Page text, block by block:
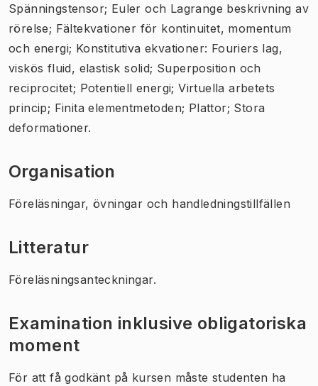
Spänningstensor; Euler och Lagrange beskrivning av
rörelse; Fältekvationer för kontinuitet, momentum
och energi; Konstitutiva ekvationer: Fouriers lag,
viskös fluid, elastisk solid; Superposition och
reciprocitet; Potentiell energi; Virtuella arbetets
princip; Finita elementmetoden; Plattor; Stora
deformationer.
Organisation
Föreläsningar, övningar och handledningstillfällen
Litteratur
Föreläsningsanteckningar.
Examination inklusive obligatoriska
moment
För att få godkänt på kursen måste studenten ha